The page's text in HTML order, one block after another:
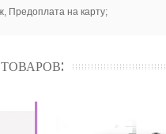
Предоплата на карту;